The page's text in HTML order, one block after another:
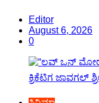
Editor
August 6, 2026
0